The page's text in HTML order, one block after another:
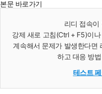
본문 바로가기
리디 접속이
강제 새로 고침(Ctrl + F5)이
계속해서 문제가 발생한다면
하고 대응 방
테스트